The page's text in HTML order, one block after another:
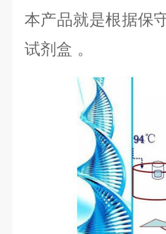
本产品就是根据保
试剂盒 。